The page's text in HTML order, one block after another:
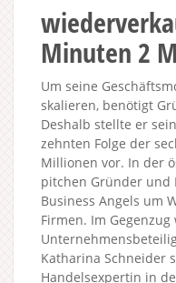
Minuten 2
Um seine
skalieren, benötigt
Deshalb stellte er
zehnten Folge der
Millionen vor. In der
pitchen Gründer und
Business Angels um
Firmen. Im Gegenzug
Katharina Schneider
Handelsexpertin in